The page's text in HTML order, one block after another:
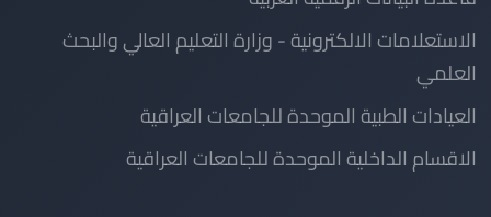
الاستعلامات الالكترونية - وزارة التعليم العالي والبحث
العلمي
العيادات الطبية الموحدة للجامعات العراقية
الاقسام الداخلية الموحدة للجامعات العراقية